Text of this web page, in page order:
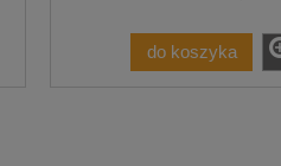
do koszyka